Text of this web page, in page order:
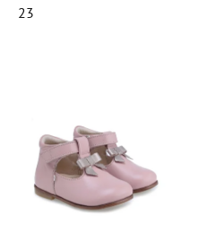
23
z
5
hviezdičiek.